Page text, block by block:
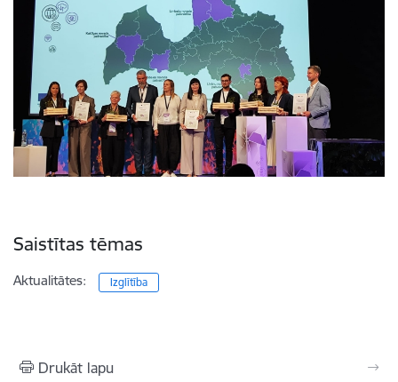
Saistītas tēmas
Aktualitātes: Izglītība
Drukāt lapu